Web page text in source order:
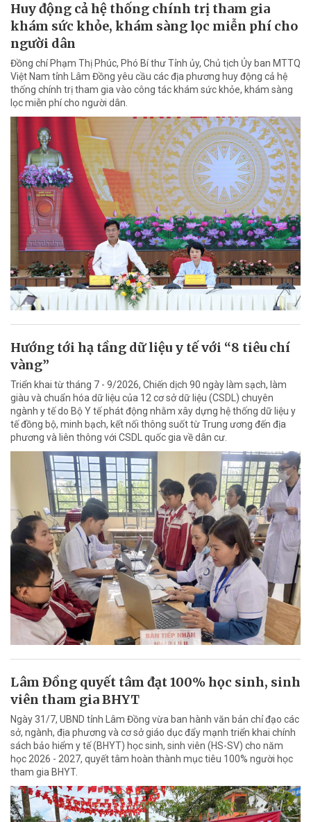
Huy động cả hệ thống chính trị tham gia
khám sức khỏe, khám sàng lọc miễn phí cho
người dân
Đồng chí Phạm Thị Phúc, Phó Bí thư Tỉnh ủy, Chủ tịch Ủy ban MTTQ
Việt Nam tỉnh Lâm Đồng yêu cầu các địa phương huy động cả hệ
thống chính trị tham gia vào công tác khám sức khỏe, khám sàng
lọc miễn phí cho người dân.
Hướng tới hạ tầng dữ liệu y tế với “8 tiêu chí
vàng”
Triển khai từ tháng 7 - 9/2026, Chiến dịch 90 ngày làm sạch, làm
giàu và chuẩn hóa dữ liệu của 12 cơ sở dữ liệu (CSDL) chuyên
ngành y tế do Bộ Y tế phát động nhằm xây dựng hệ thống dữ liệu y
tế đồng bộ, minh bạch, kết nối thông suốt từ Trung ương đến địa
phương và liên thông với CSDL quốc gia về dân cư.
Lâm Đồng quyết tâm đạt 100% học sinh, sinh
viên tham gia BHYT
Ngày 31/7, UBND tỉnh Lâm Đồng vừa ban hành văn bản chỉ đạo các
sở, ngành, địa phương và cơ sở giáo dục đẩy mạnh triển khai chính
sách bảo hiểm y tế (BHYT) học sinh, sinh viên (HS-SV) cho năm
học 2026 - 2027, quyết tâm hoàn thành mục tiêu 100% người học
tham gia BHYT.